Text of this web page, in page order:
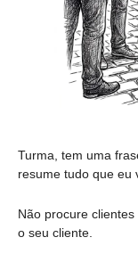
Turma, tem uma
resume tudo que eu
Não procure
o seu cliente.